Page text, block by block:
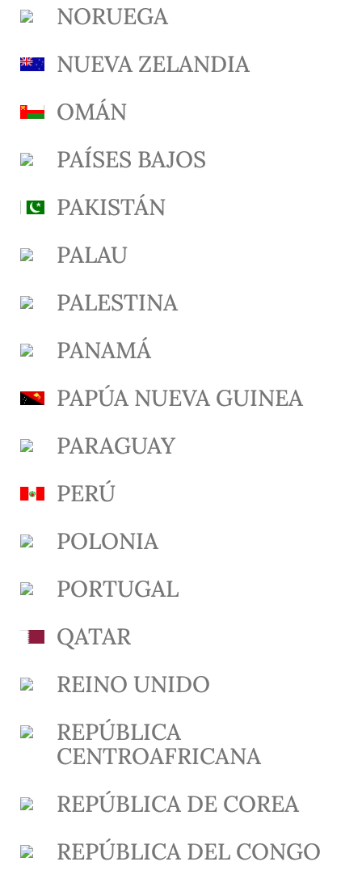
NORUEGA
NUEVA ZELANDIA
OMÁN
PAÍSES BAJOS
PAKISTÁN
PALAU
PALESTINA
PANAMÁ
PAPÚA NUEVA GUINEA
PARAGUAY
PERÚ
POLONIA
PORTUGAL
QATAR
REINO UNIDO
REPÚBLICA
CENTROAFRICANA
REPÚBLICA DE COREA
REPÚBLICA DEL CONGO